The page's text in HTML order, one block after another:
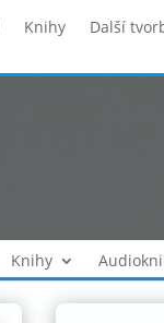
Knihy Další
Knihy